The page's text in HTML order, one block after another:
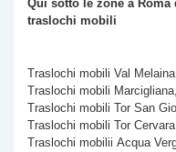
Qui sotto le zone a
traslochi mobili
Traslochi mobili Val
Traslochi mobili
Traslochi mobili Tor San
Traslochi mobili Tor
Traslochi mobilii Acqua